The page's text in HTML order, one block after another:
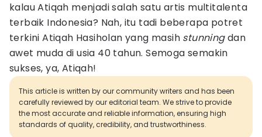
kalau Atiqah menjadi salah satu artis multitalenta
terbaik Indonesia? Nah, itu tadi beberapa potret
terkini Atiqah Hasiholan yang masih stunningdan
awet muda di usia 40 tahun. Semoga semakin
sukses, ya, Atiqah!
This article is written by our community writers and has been
carefully reviewed by our editorial team. We strive to provide
the most accurate and reliable information, ensuring high
standards of quality, credibility, and trustworthiness.